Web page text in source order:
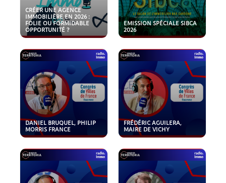
CRÉER UNE AGENCE
IMMOBILIÈRE EN 2026 :
FOLIE OU FORMIDABLE
OPPORTUNITÉ ?
EMISSION SPÉCIALE SIBCA
2026
DANIEL BRUQUEL, PHILIP
MORRIS FRANCE
FRÉDÉRIC AGUILERA,
MAIRE DE VICHY